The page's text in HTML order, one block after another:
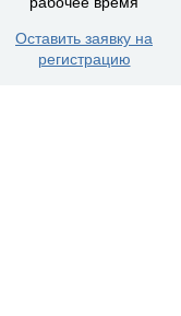
Оставить заявку на
регистрацию